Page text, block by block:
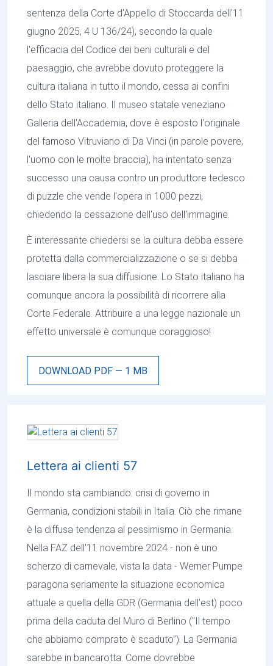
sentenza della Corte d'Appello di Stoccarda dell'11
giugno 2025, 4 U 136/24), secondo la quale
l'efficacia del Codice dei beni culturali e del
paesaggio, che avrebbe dovuto proteggere la
cultura italiana in tutto il mondo, cessa ai confini
dello Stato italiano. Il museo statale veneziano
Galleria dell'Accademia, dove è esposto l'originale
del famoso Vitruviano di Da Vinci (in parole povere,
l'uomo con le molte braccia), ha intentato senza
successo una causa contro un produttore tedesco
di puzzle che vende l'opera in 1000 pezzi,
chiedendo la cessazione dell'uso dell'immagine.
È interessante chiedersi se la cultura debba essere
protetta dalla commercializzazione o se si debba
lasciare libera la sua diffusione. Lo Stato italiano ha
comunque ancora la possibilità di ricorrere alla
Corte Federale. Attribuire a una legge nazionale un
effetto universale è comunque coraggioso!
DOWNLOAD PDF — 1 MB
Lettera ai clienti 57
Il mondo sta cambiando: crisi di governo in
Germania, condizioni stabili in Italia. Ciò che rimane
è la diffusa tendenza al pessimismo in Germania.
Nella FAZ dell'11 novembre 2024 - non è uno
scherzo di carnevale, vista la data - Werner Pumpe
paragona seriamente la situazione economica
attuale a quella della GDR (Germania dell’est) poco
prima della caduta del Muro di Berlino ("Il tempo
che abbiamo comprato è scaduto”). La Germania
sarebbe in bancarotta. Come dovrebbe